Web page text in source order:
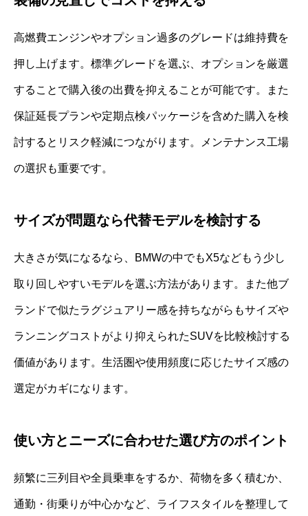
高燃費エンジンやオプション過多のグレードは維持費を
押し上げます。標準グレードを選ぶ、オプションを厳選
することで購入後の出費を抑えることが可能です。また
保証延長プランや定期点検パッケージを含めた購入を検
討するとリスク軽減につながります。メンテナンス工場
の選択も重要です。
サイズが問題なら代替モデルを検討する
大きさが気になるなら、BMWの中でもX5などもう少し
取り回しやすいモデルを選ぶ方法があります。また他ブ
ランドで似たラグジュアリー感を持ちながらもサイズや
ランニングコストがより抑えられたSUVを比較検討する
価値があります。生活圏や使用頻度に応じたサイズ感の
選定がカギになります。
使い方とニーズに合わせた選び方のポイント
頻繁に三列目や全員乗車をするか、荷物を多く積むか、
通勤・街乗りが中心かなど、ライフスタイルを整理して